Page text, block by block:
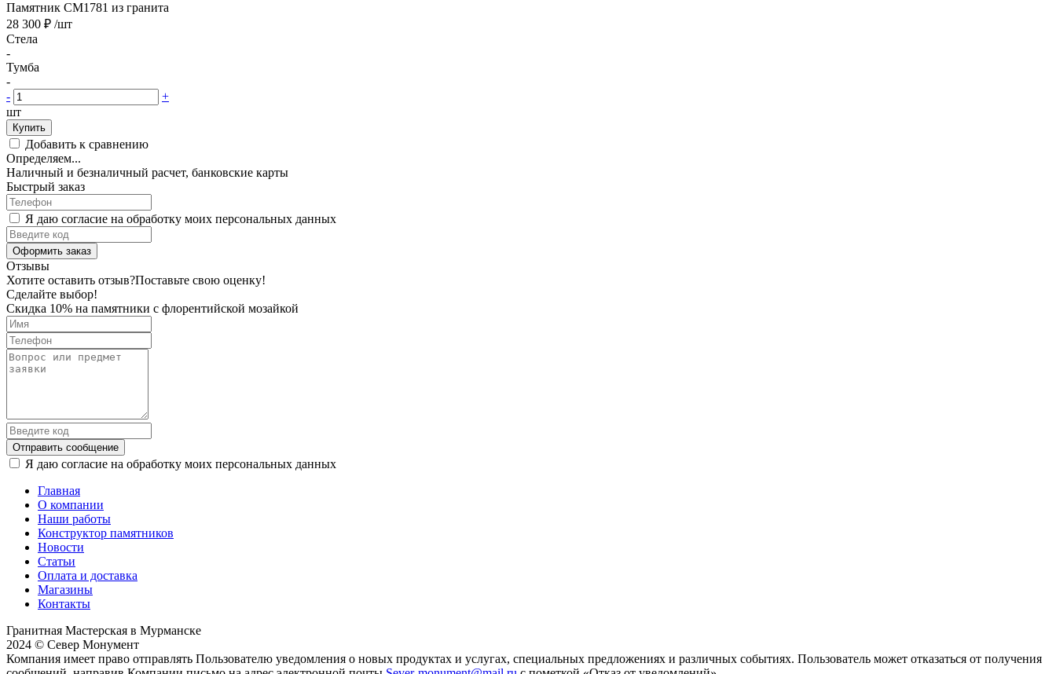
Памятник CM1781 из гранита
28 300 ₽ /шт
Стела
-
Тумба
-
-
+
шт
Купить
Добавить к сравнению
Определяем...
Наличный и безналичный расчет, банковские карты
Быстрый заказ
Я даю согласие на обработку моих персональных данных
Оформить заказ
Отзывы
Хотите оставить отзыв?Поставьте свою оценку!
Сделайте выбор!
Скидка 10% на памятники с флорентийской мозайкой
Отправить сообщение
Я даю согласие на обработку моих персональных данных
Главная
О компании
Наши работы
Конструктор памятников
Новости
Статьи
Оплата и доставка
Магазины
Контакты
Гранитная Мастерская в Мурманске
2024 © Север Монумент
Компания имеет право отправлять Пользователю уведомления о новых продуктах и услугах, специальных предложениях и различных событиях. Пользователь может отказаться от получения